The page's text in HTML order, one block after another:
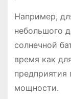
Например,
небольшого
солнечной
время как
предприятия
мощности.